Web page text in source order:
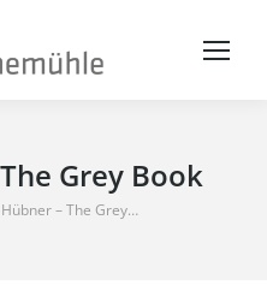
Grey Book
– The Grey…